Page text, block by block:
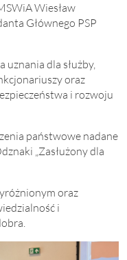
Wiesław
Głównego PSP
uznania dla służby,
oraz
i rozwoju
państwowe nadane
„Zasłużony dla
oraz
i